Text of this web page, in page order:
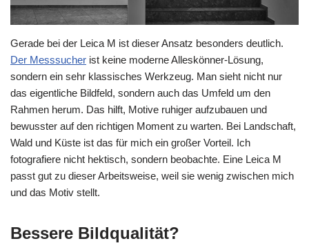
Gerade bei der Leica M ist dieser Ansatz besonders deutlich.
Der Messsucher ist keine moderne Alleskönner-Lösung,
sondern ein sehr klassisches Werkzeug. Man sieht nicht nur
das eigentliche Bildfeld, sondern auch das Umfeld um den
Rahmen herum. Das hilft, Motive ruhiger aufzubauen und
bewusster auf den richtigen Moment zu warten. Bei Landschaft,
Wald und Küste ist das für mich ein großer Vorteil. Ich
fotografiere nicht hektisch, sondern beobachte. Eine Leica M
passt gut zu dieser Arbeitsweise, weil sie wenig zwischen mich
und das Motiv stellt.
Bessere Bildqualität?